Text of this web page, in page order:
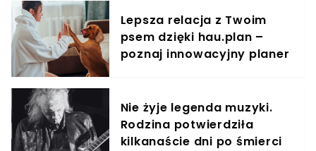
Lepsza relacja z Twoim
psem dzięki hau.plan –
poznaj innowacyjny planer
Nie żyje legenda muzyki.
Rodzina potwierdziła
kilkanaście dni po śmierci